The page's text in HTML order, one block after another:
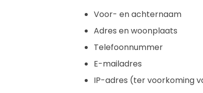
Voor- en achternaam
Adres en woonplaats
Telefoonnummer
E-mailadres
IP-adres (ter voorkoming